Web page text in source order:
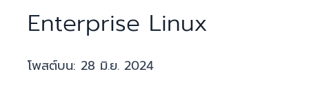
Enterprise Linux
โพสต์บน: 28 มิ.ย. 2024